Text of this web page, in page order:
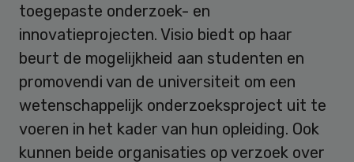
toegepaste onderzoek- en
innovatieprojecten. Visio biedt op haar
beurt de mogelijkheid aan studenten en
promovendi van de universiteit om een
wetenschappelijk onderzoeksproject uit te
voeren in het kader van hun opleiding. Ook
kunnen beide organisaties op verzoek over